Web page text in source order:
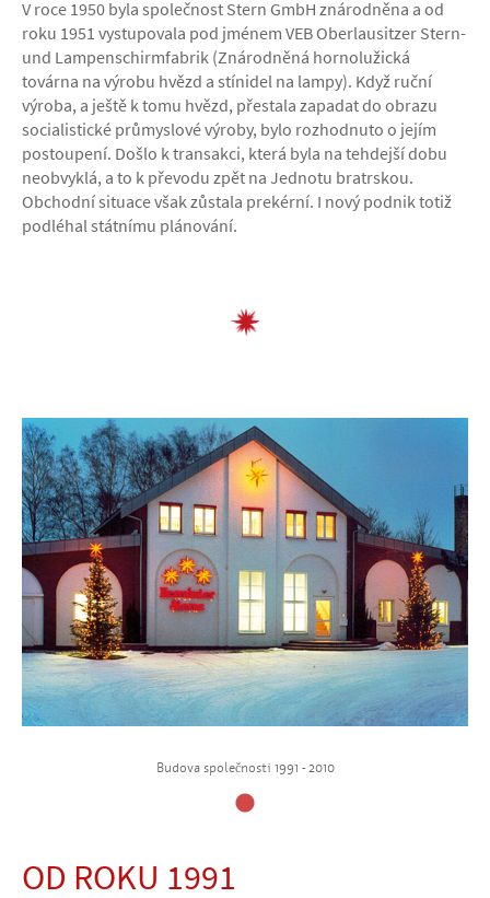
V roce 1950 byla společnost Stern GmbH znárodněna a od
roku 1951 vystupovala pod jménem VEB Oberlausitzer Stern-
und Lampenschirmfabrik (Znárodněná hornolužická
továrna na výrobu hvězd a stínidel na lampy). Když ruční
výroba, a ještě k tomu hvězd, přestala zapadat do obrazu
socialistické průmyslové výroby, bylo rozhodnuto o jejím
postoupení. Došlo k transakci, která byla na tehdejší dobu
neobvyklá, a to k převodu zpět na Jednotu bratrskou.
Obchodní situace však zůstala prekérní. I nový podnik totiž
podléhal státnímu plánování.
Budova společnosti 1991 - 2010
OD ROKU 1991